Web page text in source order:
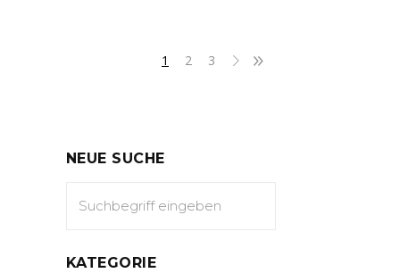
1 2 3
NEUE SUCHE
KATEGORIE